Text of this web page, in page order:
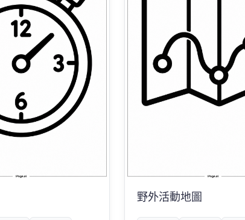
野外活動地圖